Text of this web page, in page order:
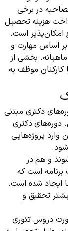
انگلیسی با سطح آیلتس ۷ و مصاحبه در برخی
هزینه تحصیل
امکان‌پذیر است.
اساس مهارت و
بخشی از
موظف به
دکتری مبتنی
دوره‌های دکتری
پروژه‌هایی
و هم در
است که
ایجاد شده است.
تحقیق و
دروس تئوری